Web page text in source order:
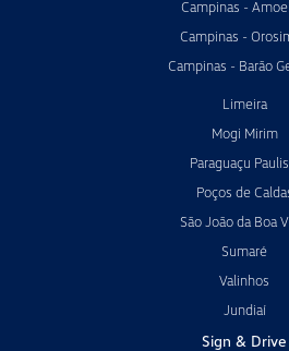
Campinas -
Campinas -
Campinas - Barão
Limeira
Mogi Mirim
Paraguaçu
Poços de
São João da Boa
Sumaré
Valinhos
Jundiaí
Sign & Drive